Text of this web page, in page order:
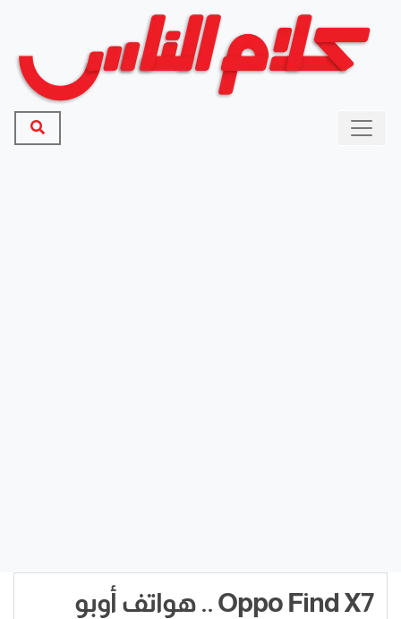
Oppo Find X7 .. هواتف أوبو